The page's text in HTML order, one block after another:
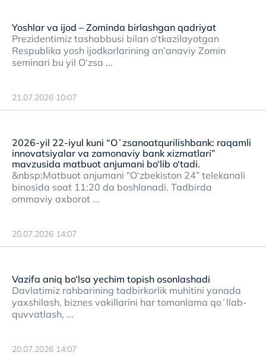
Yoshlar va ijod – Zominda birlashgan qadriyat
Prezidentimiz tashabbusi bilan o‘tkazilayotgan
Respublika yosh ijodkorlarining an’anaviy Zomin
seminari bu yil O‘zsa ...
21.07.2026 10:07
2026-yil 22-iyul kuni “Oʻzsanoatqurilishbank: raqamli
innovatsiyalar va zamonaviy bank xizmatlari”
mavzusida matbuot anjumani bo‘lib o‘tadi.
&nbsp;Matbuot anjumani “O‘zbekiston 24” telekanali
binosida soat 11:20 da boshlanadi. Tadbirda
ommaviy axborot ...
20.07.2026 14:07
Vazifa aniq bo‘lsa yechim topish osonlashadi
Davlatimiz rahbarining tadbirkorlik muhitini yanada
yaxshilash, biznes vakillarini har tomonlama qoʻllab-
quvvatlash, ...
20.07.2026 14:07